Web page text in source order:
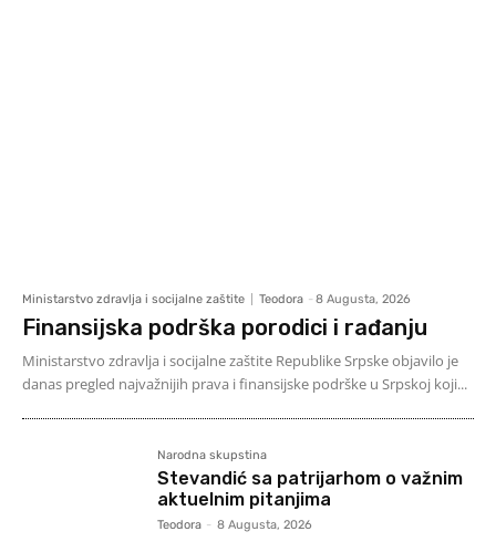
Ministarstvo zdravlja i socijalne zaštite Teodora - 8 Augusta, 2026
Finansijska podrška porodici i rađanju
Ministarstvo zdravlja i socijalne zaštite Republike Srpske objavilo je
danas pregled najvažnijih prava i finansijske podrške u Srpskoj koji...
Narodna skupstina
Stevandić sa patrijarhom o važnim
aktuelnim pitanjima
Teodora - 8 Augusta, 2026